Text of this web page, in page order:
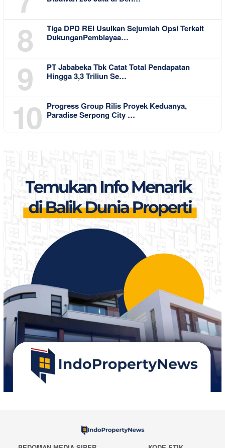
8
Tiga DPD REI Usulkan Sejumlah Opsi Terkait
DukunganPembiayaa…
9
PT Jababeka Tbk Catat Total Pendapatan
Hingga 3,3 Triliun Se…
10
Progress Group Rilis Proyek Keduanya,
Paradise Serpong City …